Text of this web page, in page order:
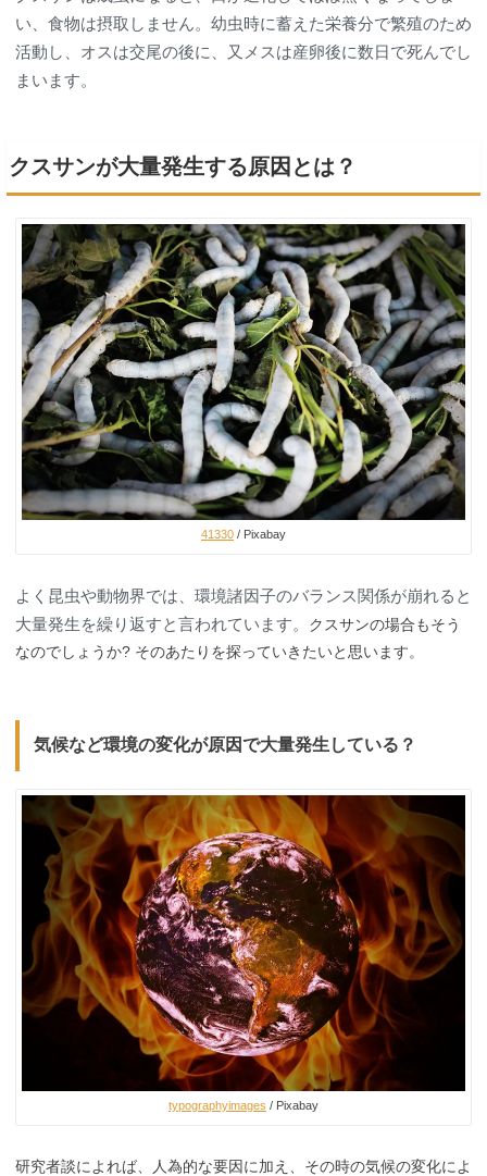
い、食物は摂取しません。幼虫時に蓄えた栄養分で繁殖のため
活動し、オスは交尾の後に、又メスは産卵後に数日で死んでし
まいます。
クスサンが大量発生する原因とは？
41330 / Pixabay
よく昆虫や動物界では、環境諸因子のバランス関係が崩れると
大量発生を繰り返すと言われています。 クスサンの場合もそう
なのでしょうか? そのあたりを探っていきたいと思います。
気候など環境の変化が原因で大量発生している？
typographyimages / Pixabay
研究者談によれば、人為的な要因に加え、その時の気候の変化によ